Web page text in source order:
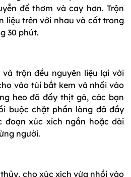
để thơm và cay hơn. Trộn
liệu trên với nhau và cất trong
30 phút.
trộn đều nguyên liệu lại với
vào túi bắt kem và nhồi vào
heo đã đầy thịt gà, các bạn
buộc chặt phần lòng đã đầy
đoạn xúc xích ngắn hoặc dài
người.
cho xúc xích vừa nhồi vào